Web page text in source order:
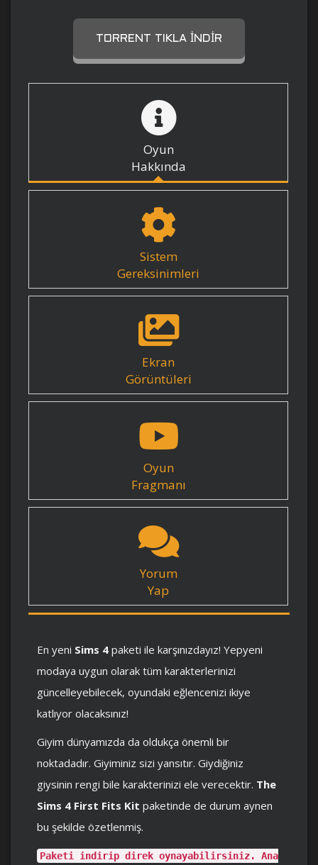
TORRENT TIKLA İNDIR
Oyun
Hakkında
Sistem
Gereksinimleri
Ekran
Görüntüleri
Oyun
Fragmanı
Yorum
Yap
En yeni Sims 4 paketi ile karşınızdayız! Yepyeni
modaya uygun olarak tüm karakterlerinizi
güncelleyebilecek, oyundaki eğlencenizi ikiye
katlıyor olacaksınız!
Giyim dünyamızda da oldukça önemli bir
noktadadır. Giyiminiz sizi yansıtır. Giydiğiniz
giysinin rengi bile karakterinizi ele verecektir. The
Sims 4 First Fits Kit paketinde de durum aynen
bu şekilde özetlenmiş.
Paketi indirip direk oynayabilirsiniz. Ana